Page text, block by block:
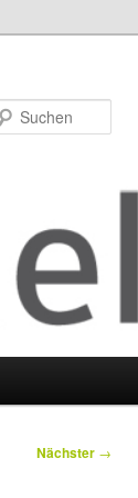
Nächster →